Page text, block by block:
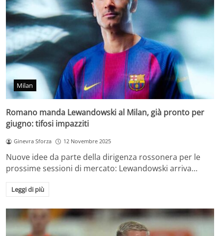
Milan
Romano manda Lewandowski al Milan, già pronto per
giugno: tifosi impazziti
Ginevra Sforza 12 Novembre 2025
Nuove idee da parte della dirigenza rossonera per le
prossime sessioni di mercato: Lewandowski arriva…
Leggi di più